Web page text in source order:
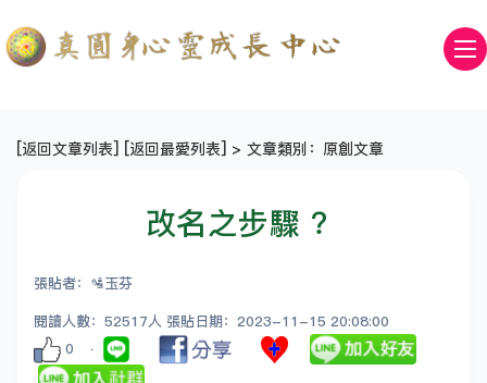
[返回文章列表] [返回最愛列表] > 文章類別：原創文章
改名之步驟 ？
張貼者：🛂玉芬
閱讀人數：52517人 張貼日期：2023-11-15 20:08:00
0